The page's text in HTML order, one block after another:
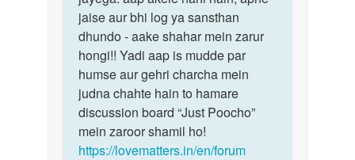
jaise aur bhi log ya sansthan
dhundo - aake shahar mein zarur
hongi!! Yadi aap is mudde par
humse aur gehri charcha mein
judna chahte hain to hamare
discussion board “Just Poocho”
mein zaroor shamil ho!
https://lovematters.in/en/forum